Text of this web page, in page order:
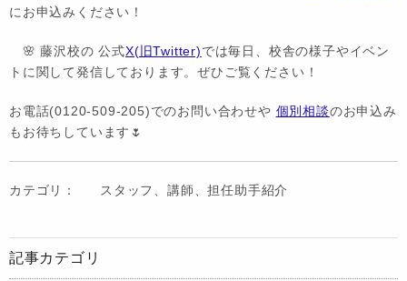
にお申込みください！
🌸 藤沢校の 公式X(旧Twitter)では毎日、校舎の様子やイベン
トに関して発信しております。ぜひご覧ください！
お電話(0120-509-205)でのお問い合わせや 個別相談のお申込み
もお待ちしています🌷
カテゴリ： スタッフ、講師、担任助手紹介
記事カテゴリ